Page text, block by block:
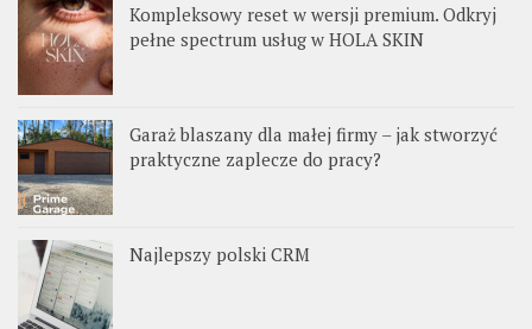
Kompleksowy reset w wersji premium. Odkryj
pełne spectrum usług w HOLA SKIN
Garaż blaszany dla małej firmy – jak stworzyć
praktyczne zaplecze do pracy?
Najlepszy polski CRM